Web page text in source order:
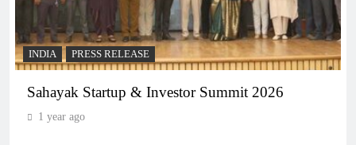
INDIA PRESS RELEASE
Sahayak Startup & Investor Summit 2026
1 year ago